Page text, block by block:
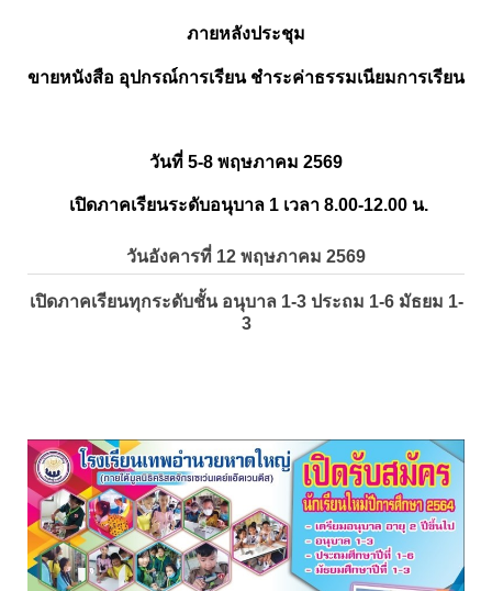
ภายหลังประชุม
ขายหนังสือ อุปกรณ์การเรียน ชำระค่าธรรมเนียมการเรียน
วันที่ 5-8 พฤษภาคม 2569
เปิดภาคเรียนระดับอนุบาล 1 เวลา 8.00-12.00 น.
วันอังคารที่ 12 พฤษภาคม 2569
เปิดภาคเรียนทุกระดับชั้น อนุบาล 1-3 ประถม 1-6 มัธยม 1-
3